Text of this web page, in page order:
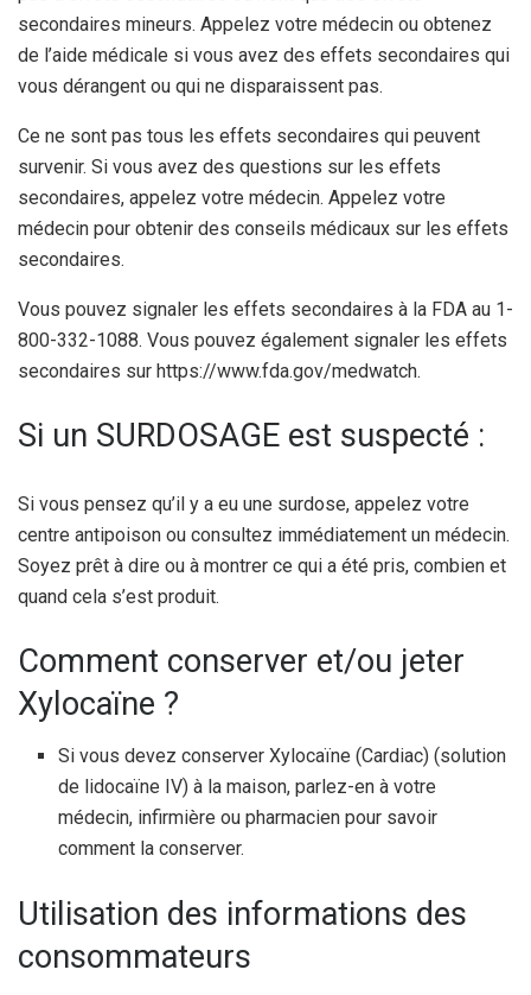
secondaires mineurs. Appelez votre médecin ou obtenez
de l’aide médicale si vous avez des effets secondaires qui
vous dérangent ou qui ne disparaissent pas.
Ce ne sont pas tous les effets secondaires qui peuvent
survenir. Si vous avez des questions sur les effets
secondaires, appelez votre médecin. Appelez votre
médecin pour obtenir des conseils médicaux sur les effets
secondaires.
Vous pouvez signaler les effets secondaires à la FDA au 1-
800-332-1088. Vous pouvez également signaler les effets
secondaires sur https://www.fda.gov/medwatch.
Si un SURDOSAGE est suspecté :
Si vous pensez qu’il y a eu une surdose, appelez votre
centre antipoison ou consultez immédiatement un médecin.
Soyez prêt à dire ou à montrer ce qui a été pris, combien et
quand cela s’est produit.
Comment conserver et/ou jeter
Xylocaïne ?
Si vous devez conserver Xylocaïne (Cardiac) (solution
de lidocaïne IV) à la maison, parlez-en à votre
médecin, infirmière ou pharmacien pour savoir
comment la conserver.
Utilisation des informations des
consommateurs